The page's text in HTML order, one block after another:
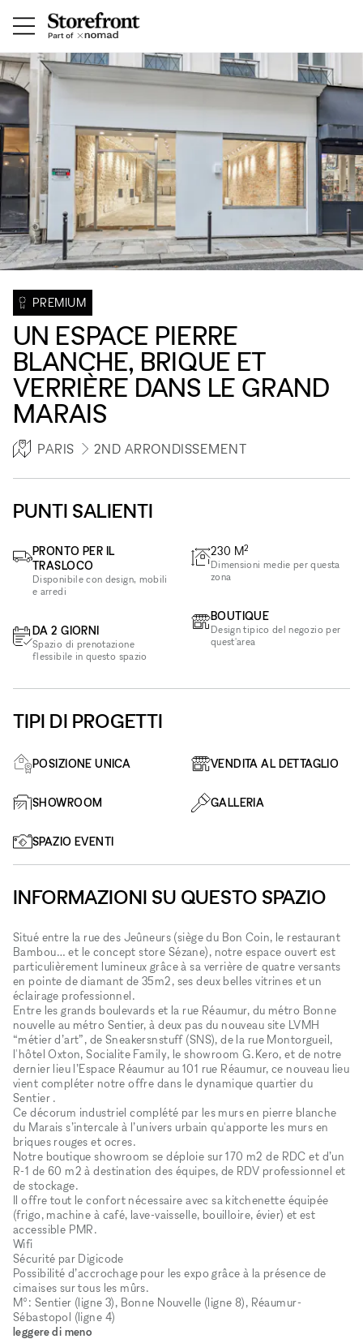
PREMIUM
UN ESPACE PIERRE
BLANCHE, BRIQUE ET
VERRIÈRE DANS LE GRAND
MARAIS
PARIS 2ND ARRONDISSEMENT
PUNTI SALIENTI
PRONTO PER IL
TRASLOCO
Disponibile con design, mobili
e arredi
DA 2 GIORNI
Spazio di prenotazione
flessibile in questo spazio
230 M2
Dimensioni medie per questa
zona
BOUTIQUE
Design tipico del negozio per
quest'area
TIPI DI PROGETTI
POSIZIONE UNICA VENDITA AL DETTAGLIO
SHOWROOM GALLERIA
SPAZIO EVENTI
INFORMAZIONI SU QUESTO SPAZIO
Situé entre la rue des Jeûneurs (siège du Bon Coin, le restaurant
Bambou… et le concept store Sézane), notre espace ouvert est
particulièrement lumineux grâce à sa verrière de quatre versants
en pointe de diamant de 35m2, ses deux belles vitrines et un
éclairage professionnel.
Entre les grands boulevards et la rue Réaumur, du métro Bonne
nouvelle au métro Sentier, à deux pas du nouveau site LVMH
“métier d’art”, de Sneakersnstuff (SNS), de la rue Montorgueil,
l'hôtel Oxton, Socialite Family, le showroom G.Kero, et de notre
dernier lieu l’Espace Réaumur au 101 rue Réaumur, ce nouveau lieu
vient compléter notre offre dans le dynamique quartier du
Sentier .
Ce décorum industriel complété par les murs en pierre blanche
du Marais s’intercale à l’univers urbain qu'apporte les murs en
briques rouges et ocres.
Notre boutique showroom se déploie sur 170 m2 de RDC et d’un
R-1 de 60 m2 à destination des équipes, de RDV professionnel et
de stockage.
Il offre tout le confort nécessaire avec sa kitchenette équipée
(frigo, machine à café, lave-vaisselle, bouilloire, évier) et est
accessible PMR.
Wifi
Sécurité par Digicode
Possibilité d’accrochage pour les expo grâce à la présence de
cimaises sur tous les mûrs.
M°: Sentier (ligne 3), Bonne Nouvelle (ligne 8), Réaumur-
Sébastopol (ligne 4)
leggere di meno